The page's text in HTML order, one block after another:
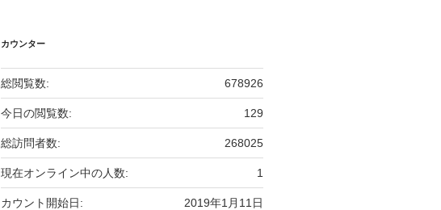
カウンター
678926
総閲覧数:
129
今日の閲覧数:
268025
総訪問者数:
1
現在オンライン中の人数:
2019年1月11日
カウント開始日: